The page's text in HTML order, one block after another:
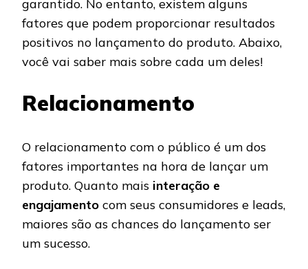
garantido. No entanto, existem alguns
fatores que podem proporcionar resultados
positivos no lançamento do produto. Abaixo,
você vai saber mais sobre cada um deles!
Relacionamento
O relacionamento com o público é um dos
fatores importantes na hora de lançar um
produto. Quanto mais interação e
engajamento com seus consumidores e leads,
maiores são as chances do lançamento ser
um sucesso.